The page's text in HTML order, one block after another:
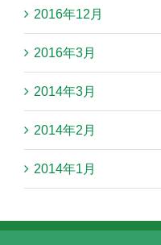
2016年12月
2016年3月
2014年3月
2014年2月
2014年1月